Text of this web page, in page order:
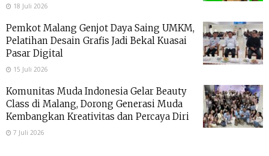
18 Juli 2026
Pemkot Malang Genjot Daya Saing UMKM,
Pelatihan Desain Grafis Jadi Bekal Kuasai
Pasar Digital
15 Juli 2026
Komunitas Muda Indonesia Gelar Beauty
Class di Malang, Dorong Generasi Muda
Kembangkan Kreativitas dan Percaya Diri
7 Juli 2026